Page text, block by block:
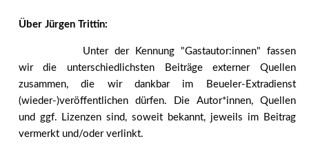
Über Jürgen Trittin:
Unter der Kennung "Gastautor:innen" fassen
wir die unterschiedlichsten Beiträge externer Quellen
zusammen, die wir dankbar im Beueler-Extradienst
(wieder-)veröffentlichen dürfen. Die Autor*innen, Quellen
und ggf. Lizenzen sind, soweit bekannt, jeweils im Beitrag
vermerkt und/oder verlinkt.